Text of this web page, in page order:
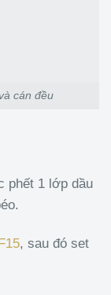
cán đều
phết 1 lớp dầu
, sau đó set